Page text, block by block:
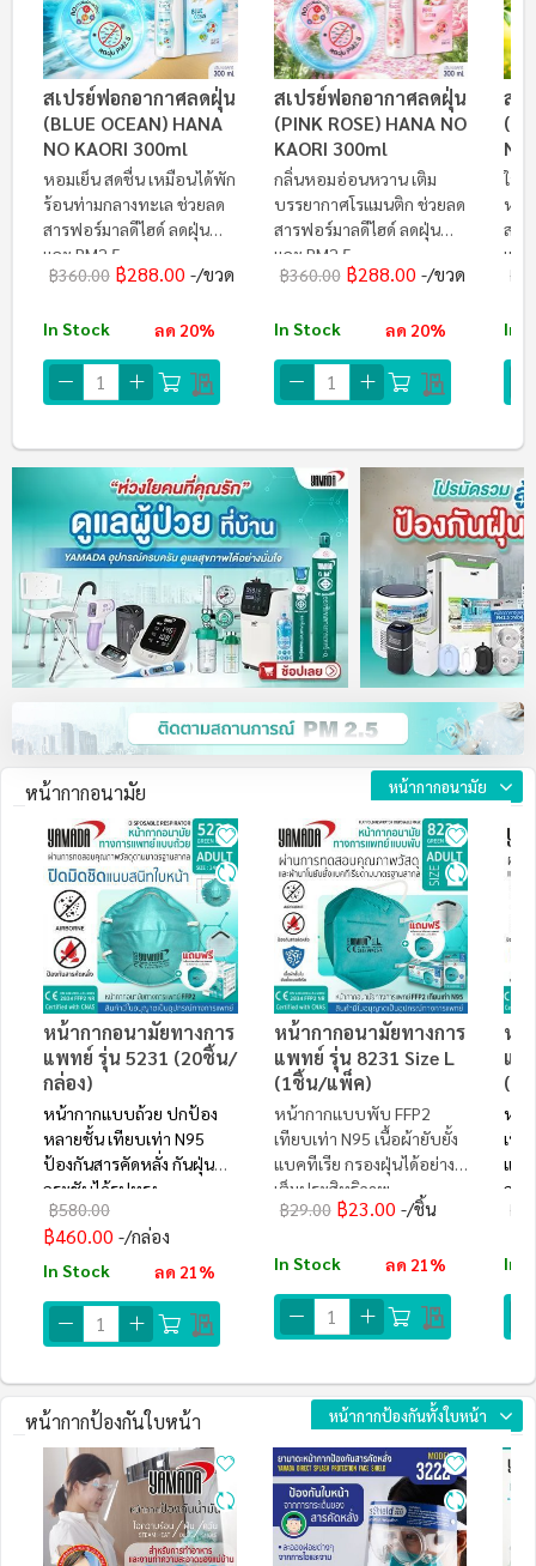
สเปรย์ฟอกอากาศลดฝุ่น
(BLUE OCEAN) HANA
NO KAORI 300ml
หอมเย็น สดชื่น เหมือนได้พัก
ร้อนท่ามกลางทะเล ช่วยลด
สารฟอร์มาลดีไฮด์ ลดฝุ่น
และ PM2.5
฿360.00 ฿288.00 /ขวด
In Stock ลด 20%
สเปรย์ฟอกอากาศลดฝุ่น
(PINK ROSE) HANA NO
KAORI 300ml
กลิ่นหอมอ่อนหวาน เติม
บรรยากาศโรแมนติก ช่วยลด
สารฟอร์มาลดีไฮด์ ลดฝุ่น
และ PM2.5
฿360.00 ฿288.00 /ขวด
In Stock ลด 20%
สเ
ให้ค
หว
สา
และ
฿
In
หน้ากากอนามัย หน้ากากอนามัย
หน้ากากอนามัยทางการ
แพทย์ รุ่น 5231 (20ชิ้น/
กล่อง)
หน้ากากแบบถ้วย ปกป้อง
หลายชั้น เทียบเท่า N95
ป้องกันสารคัดหลั่ง กันฝุ่น
กระชับได้รูปทรง
฿580.00
฿460.00 /กล่อง
In Stock ลด 21%
หน้ากากอนามัยทางการ
แพทย์ รุ่น 8231 Size L
(1ชิ้น/แพ็ค)
หน้ากากแบบพับ FFP2
เทียบเท่า N95 เนื้อผ้ายับยั้ง
แบคทีเรีย กรองฝุ่นได้อย่าง
เต็มประสิทธิภาพ
฿29.00 ฿23.00 /ชิ้น
In Stock ลด 21%
หน้
แพ
(1
หน้
เทีย
แบ
กร
฿
In
หน้ากากป้องกันใบหน้า หน้ากากป้องกันทั้งใบหน้า